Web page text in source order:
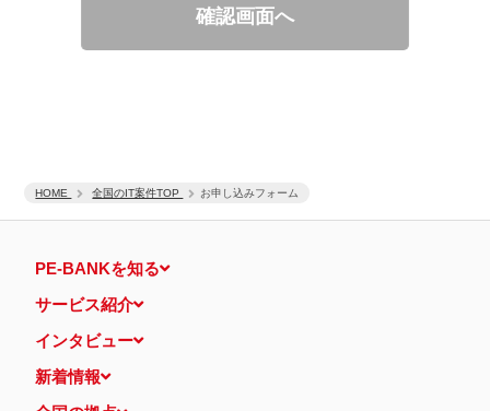
HOME 全国のIT案件TOP お申し込みフォーム
報（クリック日や広告掲載サイトなど）を取得のうえ、情報と
照合して広告効果を測定
個人情報の第三者提供について
的の通知・開示・内容の訂正・追加または削除・利用の停止・消去
認定個人情報保護団体の名称および、苦情の解決の申出先
一般社団法人日本個人情報管理協会（JAPiCO）
相談・苦情受付窓口
ル泉岳寺前
確認画面へ
PE-BANKを知る
サービス紹介
インタビュー
新着情報